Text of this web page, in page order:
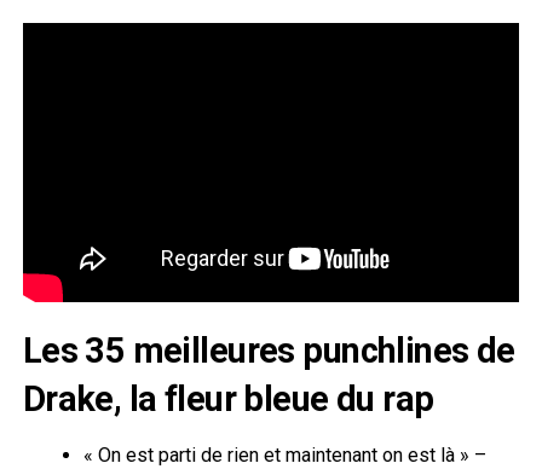
Les 35 meilleures punchlines de
Drake, la fleur bleue du rap
« On est parti de rien et maintenant on est là » –